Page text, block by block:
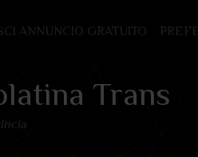
ANNUNCIO GRATUITO
Trans